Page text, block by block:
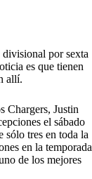
por sexta
es que tienen
allí.
Chargers, Justin
el sábado
sólo tres en toda la
en la temporada
de los mejores